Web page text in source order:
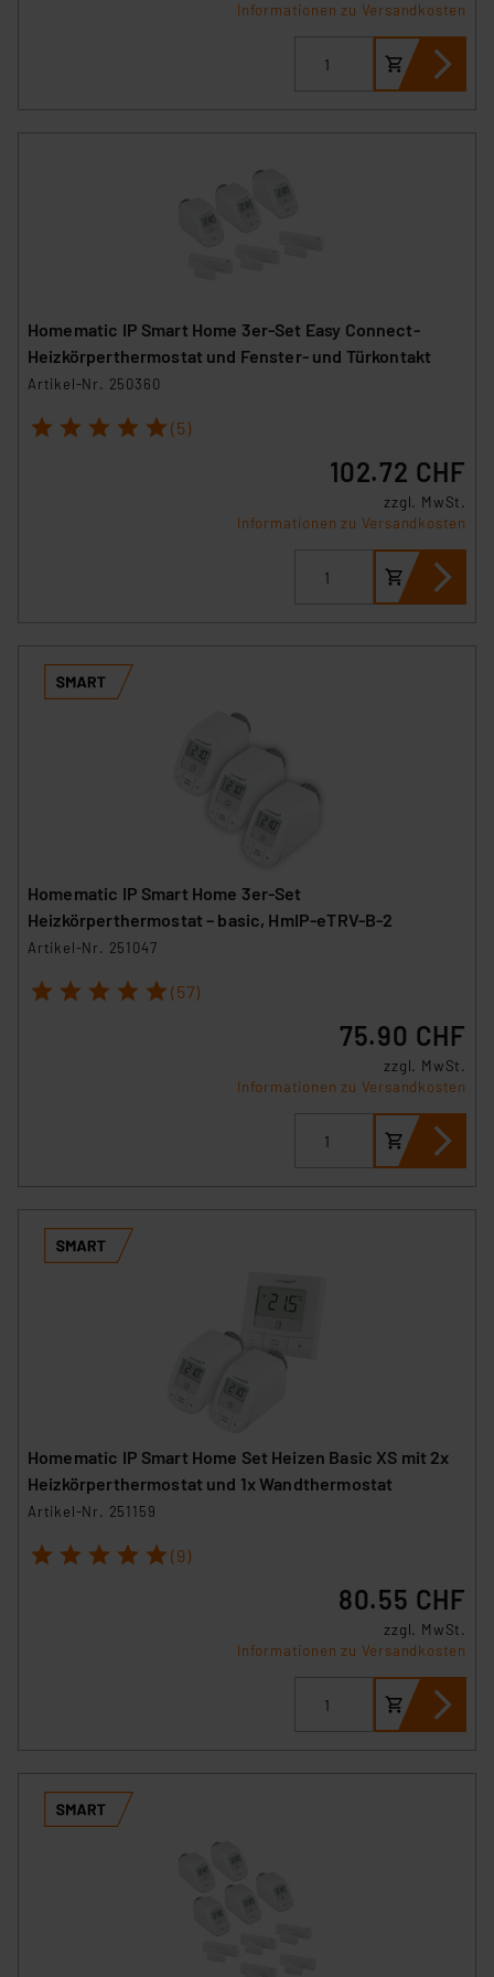
Informationen zu Versandkosten
Homematic IP Smart Home 3er-Set Easy Connect-
Heizkörperthermostat und Fenster- und Türkontakt
Artikel-Nr. 250360
1 2 3 4 5 (5)
102.72 CHF
zzgl. MwSt.
Informationen zu Versandkosten
Homematic IP Smart Home 3er-Set
Heizkörperthermostat – basic, HmIP-eTRV-B-2
Artikel-Nr. 251047
1 2 3 4 5 (57)
75.90 CHF
zzgl. MwSt.
Informationen zu Versandkosten
Homematic IP Smart Home Set Heizen Basic XS mit 2x
Heizkörperthermostat und 1x Wandthermostat
Artikel-Nr. 251159
1 2 3 4 5 (9)
80.55 CHF
zzgl. MwSt.
Informationen zu Versandkosten